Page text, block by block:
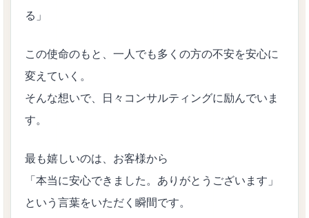
る」
この使命のもと、一人でも多くの方の不安を安心に
変えていく。
そんな想いで、日々コンサルティングに励んでいま
す。
最も嬉しいのは、お客様から
「本当に安心できました。ありがとうございます」
という言葉をいただく瞬間です。